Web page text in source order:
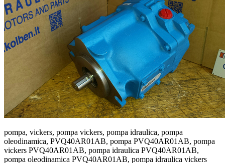
pompa, vickers, pompa vickers, pompa idraulica, pompa
oleodinamica, PVQ40AR01AB, pompa PVQ40AR01AB, pompa
vickers PVQ40AR01AB, pompa idraulica PVQ40AR01AB,
pompa oleodinamica PVQ40AR01AB, pompa idraulica vickers